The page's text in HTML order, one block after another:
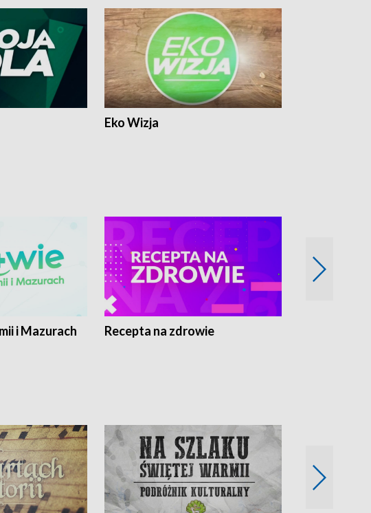
Eko Wizja
i Mazurach Recepta na zdrowie